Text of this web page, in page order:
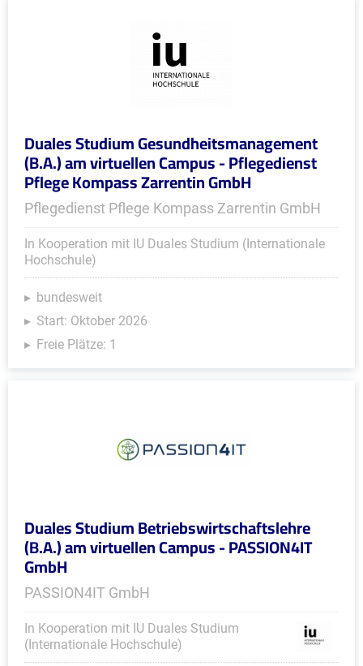
Duales Studium Gesundheitsmanagement
(B.A.) am virtuellen Campus - Pflegedienst
Pflege Kompass Zarrentin GmbH
Pflegedienst Pflege Kompass Zarrentin GmbH
In Kooperation mit IU Duales Studium (Internationale
Hochschule)
bundesweit
Start: Oktober 2026
Freie Plätze: 1
Duales Studium Betriebswirtschaftslehre
(B.A.) am virtuellen Campus - PASSION4IT
GmbH
PASSION4IT GmbH
In Kooperation mit IU Duales Studium
(Internationale Hochschule)